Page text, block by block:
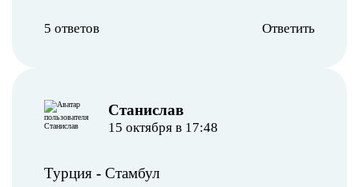
5 ответов Ответить
Станислав
15 октября в 17:48
Турция - Стамбул